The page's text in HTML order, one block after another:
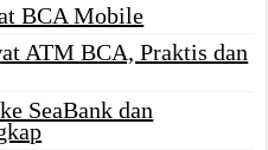
BCA Mobile
ATM BCA, Praktis dan
SeaBank dan